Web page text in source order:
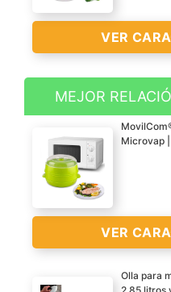
VER
MUY SALUDABLE Con
esta olla a presion
podrás cocinar todo tipo
de verduras, carnes,
arroces y pastas en el
microondas, sin aceite y
sin grasas, conservando
todas las propiedades
los alimentos. Vaporera
MEJOR
Microvap
VER
Olla para
2,85 litros